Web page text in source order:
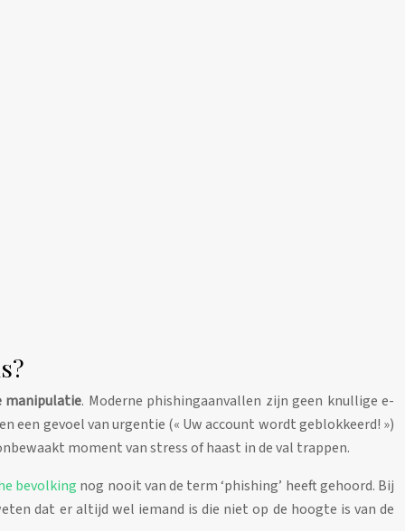
manipulatie. Moderne phishingaanvallen zijn geen knullige e-
een gevoel van urgentie (« Uw account wordt geblokkeerd! »)
moment van stress of haast in de val trappen.
bevolking nog nooit van de term ‘phishing’ heeft gehoord. Bij
dat er altijd wel iemand is die niet op de hoogte is van de